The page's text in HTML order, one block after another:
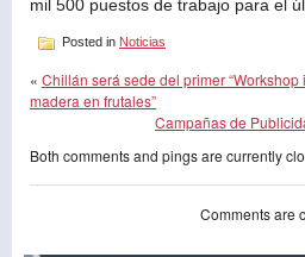
mil 500 puestos de trabajo para el
Posted in Noticias
« Chillán será sede del primer
madera en frutales”
Campañas de
Both comments and pings are currently
Comments are